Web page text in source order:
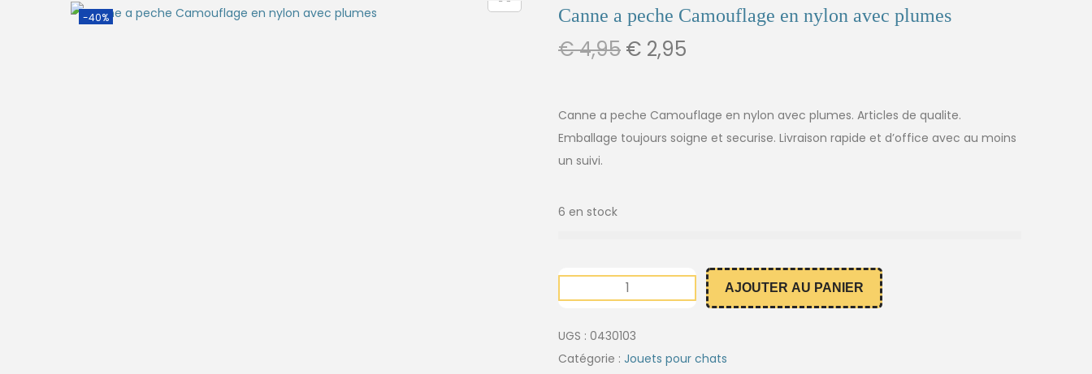
-40% Canne a peche Camouflage en nylon avec plumes
€4,95 € 2,95
Canne a peche Camouflage en nylon avec plumes. Articles de qualite.
Emballage toujours soigne et securise. Livraison rapide et d’office avec au moins
un suivi.
6 en stock
AJOUTER AU PANIER
UGS : 0430103
Catégorie : Jouets pour chats